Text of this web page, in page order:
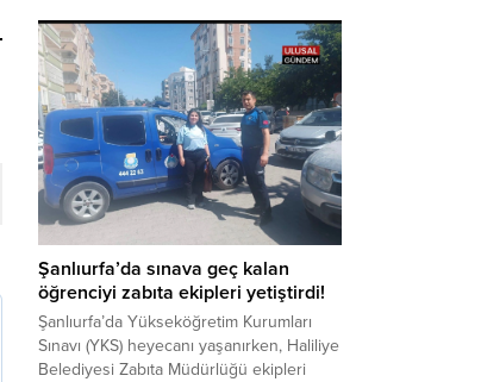
teslim olarak küle döndü. Haber Merkezi
– Yangın, Şanlıurfa’nın Hilvan ilçesine
bağlı Agilmuz köyünde meydana geldi.
Edinilen bilgilere göre, henüz
belirlenemeyen...
Şanlıurfa’da sınava geç kalan
öğrenciyi zabıta ekipleri yetiştirdi!
Şanlıurfa’da Yükseköğretim Kurumları
Sınavı (YKS) heyecanı yaşanırken, Haliliye
Belediyesi Zabıta Müdürlüğü ekipleri